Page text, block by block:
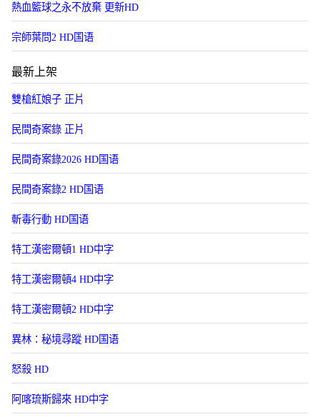
熱血籃球之永不放棄 更新HD
宗師葉問2 HD国语
最新上架
雙槍紅娘子 正片
民間奇案錄 正片
民間奇案錄2026 HD国语
民間奇案錄2 HD国语
斬毒行動 HD国语
特工漢密爾頓1 HD中字
特工漢密爾頓4 HD中字
特工漢密爾頓2 HD中字
異林：秘境尋蹤 HD国语
怒殺 HD
阿喀琉斯歸來 HD中字